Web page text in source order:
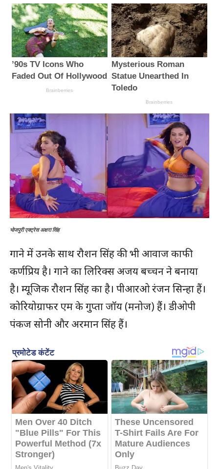
भोजपुरी एक्ट्रेस अक्षरा सिंह
गाने में उनके साथ रौशन सिंह की भी आवाज काफी
कर्णप्रिय है। गाने का लिरिक्स अजय बच्चन ने बनाया
है। म्यूजिक रौशन सिंह का है। पीआरओ रंजन सिन्हा हैं।
कोरियोग्राफर एम के गुप्ता जॉय (मनोज) हैं। डीओपी
पंकज सोनी और अरमान सिंह हैं।